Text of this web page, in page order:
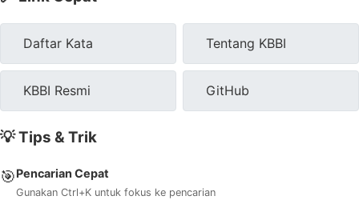
Daftar Kata Tentang KBBI
KBBI Resmi GitHub
💡 Tips & Trik
🎯Pencarian Cepat
Gunakan Ctrl+K untuk fokus ke pencarian